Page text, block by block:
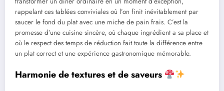
rappelant ces tablées conviviales où l’on finit inévitablement par
saucer le fond du plat avec une miche de pain frais. C’est la
promesse d’une cuisine sincère, où chaque ingrédient a sa place et
où le respect des temps de réduction fait toute la différence entre
un plat correct et une expérience gastronomique mémorable.
Harmonie de textures et de saveurs